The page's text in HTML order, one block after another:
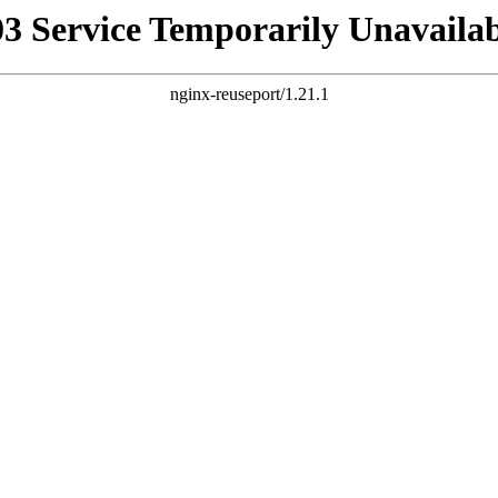
Service Temporarily
nginx-reuseport/1.21.1